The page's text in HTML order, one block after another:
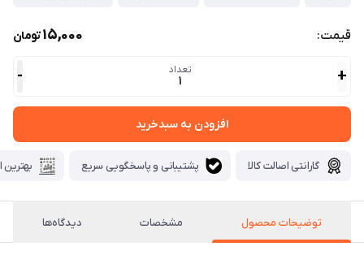
قیمت: 15,000تومان
+ تعداد
1
-
افزودن به سبدخرید
گارانتی اصالت کالا پشتیبانی و پاسخگویی سریع بهترین
توضیحات محصول مشخصات دیدگاه‌ها